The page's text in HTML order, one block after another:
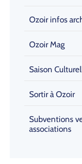
Ozoir infos
Ozoir Mag
Saison
Sortir à Ozoir
Subventions
associations